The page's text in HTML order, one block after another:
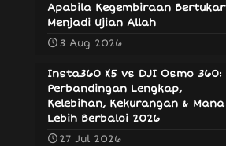
Apabila Kegembiraan Bertukar
Menjadi Ujian Allah
3 Aug 2026
Insta360 X5 vs DJI Osmo 360:
Perbandingan Lengkap,
Kelebihan, Kekurangan & Mana
Lebih Berbaloi 2026
27 Jul 2026